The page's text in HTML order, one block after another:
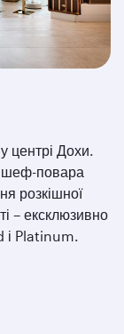
центрі Дохи.
шеф-повара
розкішної
– ексклюзивно
і Platinum.